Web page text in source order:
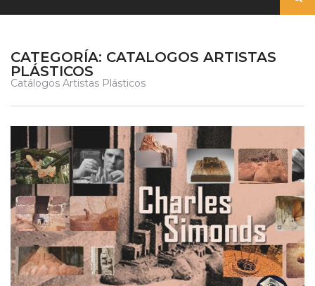
CATEGORÍA: CATALOGOS ARTISTAS
PLÁSTICOS
Catálogos Artistas Plásticos